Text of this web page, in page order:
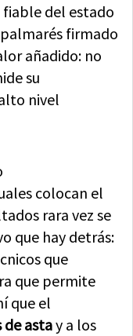
del estado
firmado
añadido: no
su
nivel
colocan el
rara vez se
que hay detrás:
que
que permite
que el
de astay a los